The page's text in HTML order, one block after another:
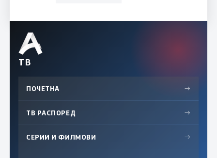
ТВ
ПОЧЕТНА →
ТВ РАСПОРЕД →
СЕРИИ И ФИЛМОВИ →